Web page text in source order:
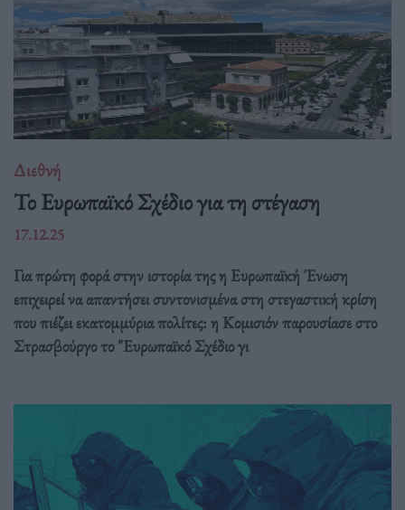
Διεθνή
Το Ευρωπαϊκό Σχέδιο για τη στέγαση
17.12.25
Για πρώτη φορά στην ιστορία της η Ευρωπαϊκή Ένωση
επιχειρεί να απαντήσει συντονισμένα στη στεγαστική κρίση
που πιέζει εκατομμύρια πολίτες: η Κομισιόν παρουσίασε στο
Στρασβούργο το "Ευρωπαϊκό Σχέδιο γι